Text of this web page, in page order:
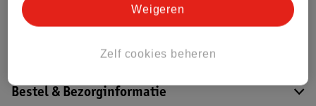
Dit product heeft (nog) geen Nature
Bestel & Bezorginformatie
Zelf cookies beheren
Weigeren